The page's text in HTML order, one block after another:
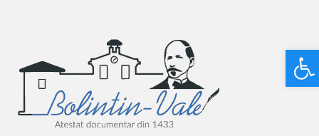
Deschide bara de unelte